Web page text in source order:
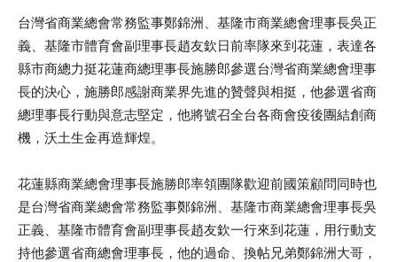
台灣省商業總會常務監事鄭錦洲、基隆市商業總會理事長吳正
義、基隆市體育會副理事長趙友欽日前率隊來到花蓮，表達各
縣市商總力挺花蓮商總理事長施勝郎參選台灣省商業總會理事
長的決心，施勝郎感謝商業界先進的贊聲與相挺，他參選省商
總理事長行動與意志堅定，他將號召全台各商會疫後團結創商
機，沃土生金再造輝煌。
花蓮縣商業總會理事長施勝郎率領團隊歡迎前國策顧問同時也
是台灣省商業總會常務監事鄭錦洲、基隆市商業總會理事長吳
正義、基隆市體育會副理事長趙友欽一行來到花蓮，用行動支
持他參選省商總會理事長，他的過命、換帖兄弟鄭錦洲大哥，